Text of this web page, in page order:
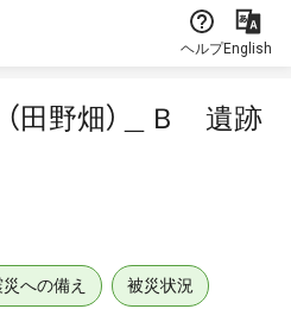
ヘルプEnglish
田野畑）＿Ｂ 遺跡
災への備え 被災状況